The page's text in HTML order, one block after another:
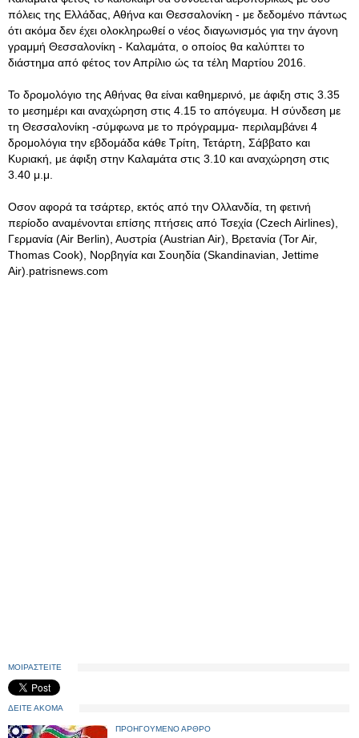
πόλεις της Ελλάδας, Αθήνα και Θεσσαλονίκη - με δεδομένο πάντως
ότι ακόμα δεν έχει ολοκληρωθεί ο νέος διαγωνισμός για την άγονη
γραμμή Θεσσαλονίκη - Καλαμάτα, ο οποίος θα καλύπτει το
διάστημα από φέτος τον Απρίλιο ώς τα τέλη Μαρτίου 2016.
Το δρομολόγιο της Αθήνας θα είναι καθημερινό, με άφιξη στις 3.35
το μεσημέρι και αναχώρηση στις 4.15 το απόγευμα. Η σύνδεση με
τη Θεσσαλονίκη -σύμφωνα με το πρόγραμμα- περιλαμβάνει 4
δρομολόγια την εβδομάδα κάθε Τρίτη, Τετάρτη, Σάββατο και
Κυριακή, με άφιξη στην Καλαμάτα στις 3.10 και αναχώρηση στις
3.40 μ.μ.
Οσον αφορά τα τσάρτερ, εκτός από την Ολλανδία, τη φετινή
περίοδο αναμένονται επίσης πτήσεις από Τσεχία (Czech Airlines),
Γερμανία (Air Berlin), Αυστρία (Austrian Air), Βρετανία (Tor Air,
Thomas Cook), Νορβηγία και Σουηδία (Skandinavian, Jettime
Air).patrisnews.com
ΜΟΙΡΑΣΤΕΙΤΕ
ΔΕΙΤΕ ΑΚΟΜΑ
ΠΡΟΗΓΟΥΜΕΝΟ ΑΡΘΡΟ